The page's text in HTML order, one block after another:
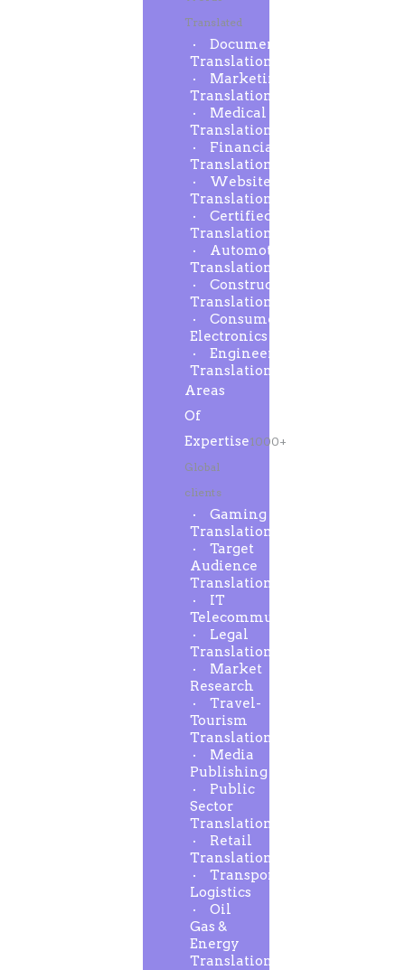
Translated
Document
Translation
Marketing
Translation
Medical
Translation
Financial
Translation
Website
Translation
Certified
Translation
Automotive
Translation
Construction
Translation
Consumer
Electronics
Engineering
Translation
Areas
Of
Expertise1000+
Global
clients
Gaming
Translation
Target
Audience
Translation
IT
Telecommunication
Legal
Translation
Market
Research
Travel-
Tourism
Translation
Media
Publishing
Public
Sector
Translation
Retail
Translation
Transport-
Logistics
Oil
Gas &
Energy
Translation